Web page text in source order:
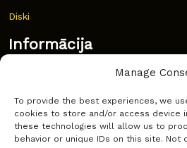
Manage
To provide the best experiences, we
cookies to store and/or access device
these technologies will allow us to
behavior or unique IDs on this site. Not
Diski
Informācija
Bieži uzdoti jautājumi
Kur pirkt?